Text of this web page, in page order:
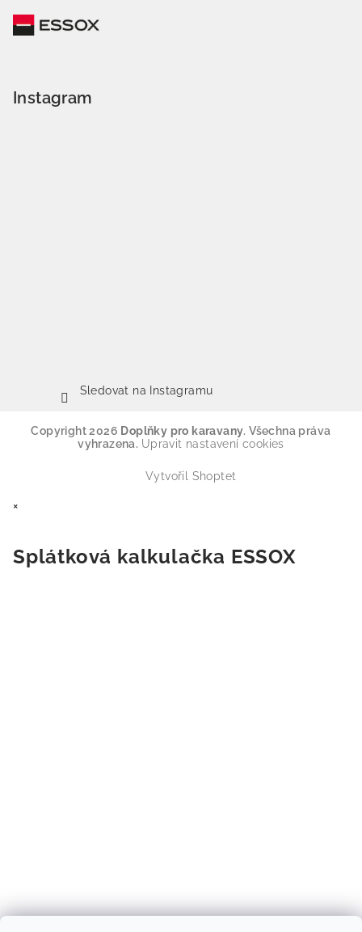
Instagram
Sledovat na Instagramu
Copyright 2026 Doplňky pro karavany. Všechna práva
vyhrazena. Upravit nastavení cookies
Vytvořil Shoptet
×
Splátková kalkulačka ESSOX